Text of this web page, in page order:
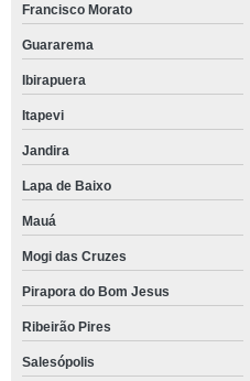
Francisco Morato
Guararema
Ibirapuera
Itapevi
Jandira
Lapa de Baixo
Mauá
Mogi das Cruzes
Pirapora do Bom Jesus
Ribeirão Pires
Salesópolis